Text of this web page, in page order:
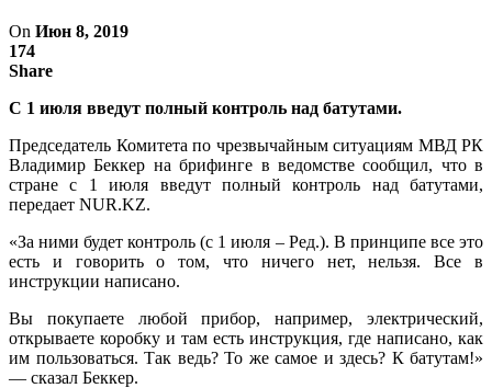
On Июн 8, 2019
174
Share
С 1 июля введут полный контроль над батутами.
Председатель Комитета по чрезвычайным ситуациям МВД РК
Владимир Беккер на брифинге в ведомстве сообщил, что в
стране с 1 июля введут полный контроль над батутами,
передает NUR.KZ.
«За ними будет контроль (с 1 июля – Ред.). В принципе все это
есть и говорить о том, что ничего нет, нельзя. Все в
инструкции написано.
Вы покупаете любой прибор, например, электрический,
открываете коробку и там есть инструкция, где написано, как
им пользоваться. Так ведь? То же самое и здесь? К батутам!»
— сказал Беккер.